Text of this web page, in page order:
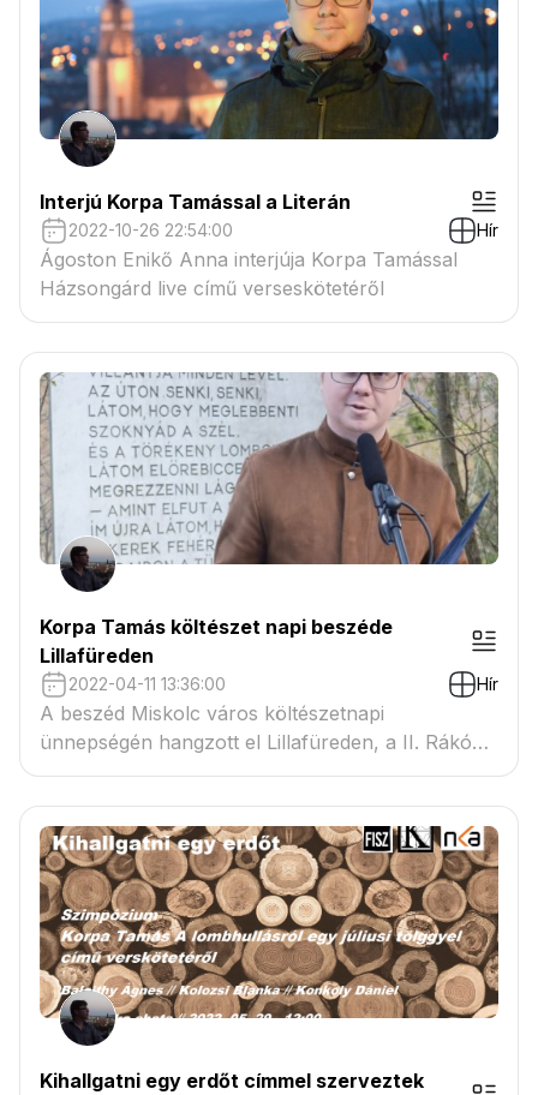
Interjú Korpa Tamással a Literán
2022-10-26 22:54:00 Hír
Ágoston Enikő Anna interjúja Korpa Tamással
Házsongárd live című verseskötetéről
Korpa Tamás költészet napi beszéde
Lillafüreden
2022-04-11 13:36:00 Hír
A beszéd Miskolc város költészetnapi
ünnepségén hangzott el Lillafüreden, a II. Rákóczi
Ferenc Megyei- és Városi Könyvtár felkérésére,
az Óda-táblánál, 2022. április 11-én.
Kihallgatni egy erdőt címmel szerveztek